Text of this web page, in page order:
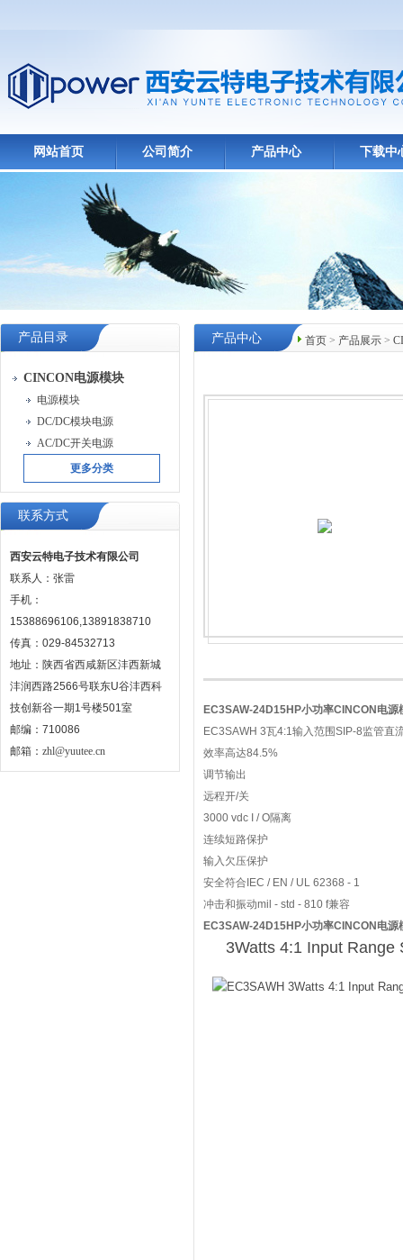
网站首页 公司简介 产品中心 下载中
产品目录
CINCON电源模块
电源模块
DC/DC模块电源
AC/DC开关电源
更多分类
联系方式
西安云特电子技术有限公司
联系人：张雷
手机：
15388696106,13891838710
传真：029-84532713
地址：陕西省西咸新区沣西新城
沣润西路2566号联东U谷沣西科
技创新谷一期1号楼501室
邮编：710086
邮箱： zhl@yuutee.cn
首页 > 产品展示 >
产品中心
EC3SAW-24D15HP小功率CINCON电源
EC3SAWH 3瓦4:1输入范围SIP-8监管直
效率高达84.5%
调节输出
远程开/关
3000 vdc I / O隔离
连续短路保护
输入欠压保护
安全符合IEC / EN / UL 62368 - 1
冲击和振动mil - std - 810 f兼容
EC3SAW-24D15HP小功率CINCON电源
3Watts 4:1 Input Range